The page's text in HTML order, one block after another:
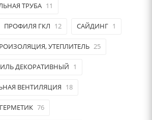
ТРУБА 11
ПРОФИЛЯ ГКЛ 12 САЙДИНГ 1
УТЕПЛИТЕЛЬ 25
ДЕКОРАТИВНЫЙ 1
ВЕНТИЛЯЦИЯ 18
76